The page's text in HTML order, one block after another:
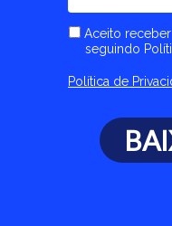
Aceito
seguindo
Política de